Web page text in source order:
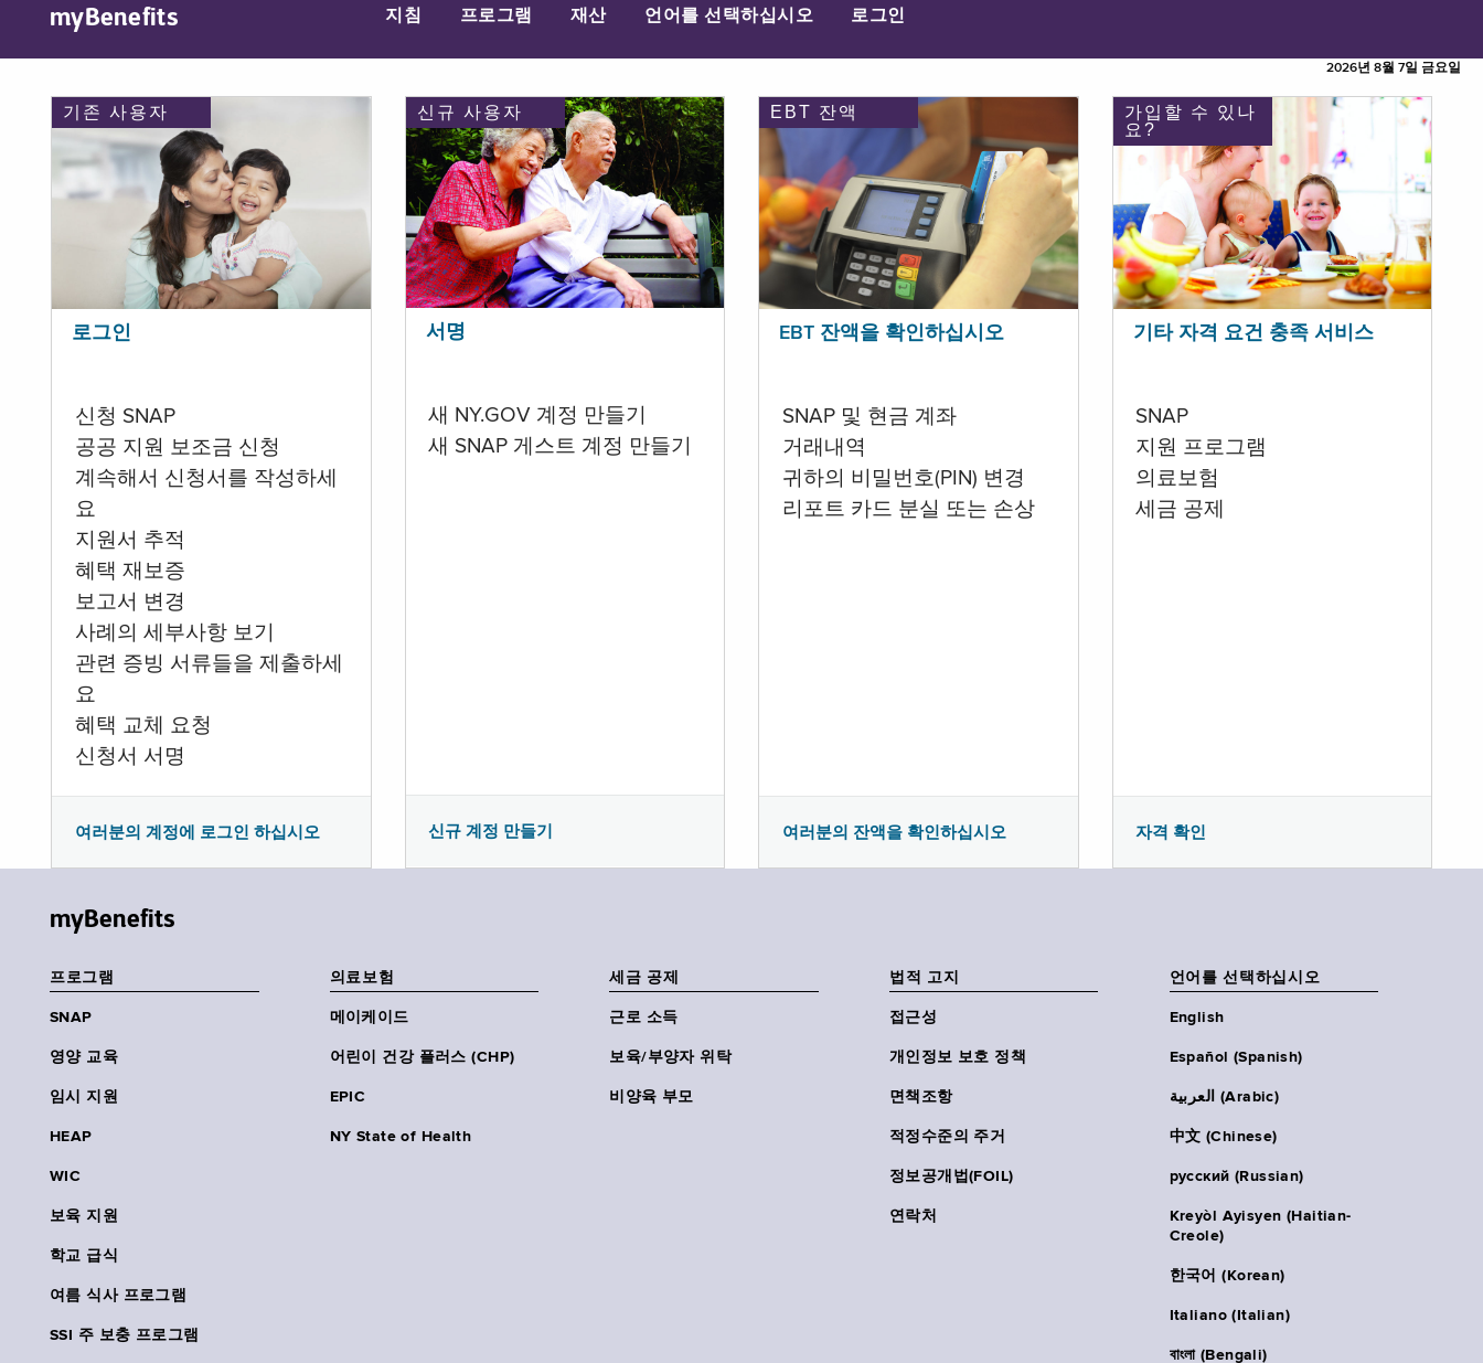
myBenefits 지침 프로그램 재산 언어를 선택하십시오 로그인
2026년 8월 7일 금요일
기존 사용자
로그인
신청 SNAP
공공 지원 보조금 신청
계속해서 신청서를 작성하세
요
지원서 추적
혜택 재보증
보고서 변경
사례의 세부사항 보기
관련 증빙 서류들을 제출하세
요
혜택 교체 요청
신청서 서명
여러분의 계정에 로그인 하십시오
신규 사용자
서명
새 NY.GOV 계정 만들기
새 SNAP 게스트 계정 만들기
신규 계정 만들기
EBT 잔액
EBT 잔액을 확인하십시오
SNAP 및 현금 계좌
거래내역
귀하의 비밀번호(PIN) 변경
리포트 카드 분실 또는 손상
여러분의 잔액을 확인하십시오
가입할 수 있나
요?
기타 자격 요건 충족 서비스
SNAP
지원 프로그램
의료보험
세금 공제
자격 확인
myBenefits
프로그램
SNAP
영양 교육
임시 지원
HEAP
WIC
보육 지원
학교 급식
여름 식사 프로그램
SSI 주 보충 프로그램
의료보험
메이케이드
어린이 건강 플러스 (CHP)
EPIC
NY State of Health
세금 공제
근로 소득
보육/부양자 위탁
비양육 부모
법적 고지
접근성
개인정보 보호 정책
면책조항
적정수준의 주거
정보공개법(FOIL)
연락처
언어를 선택하십시오
English
Español (Spanish)
العربية (Arabic)
中文 (Chinese)
русский (Russian)
Kreyòl Ayisyen (Haitian-
Creole)
한국어 (Korean)
Italiano (Italian)
বাংলা (Bengali)